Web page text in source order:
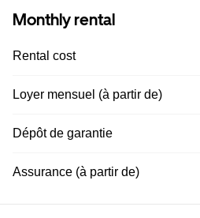
Monthly rental
Rental cost
Loyer mensuel (à partir de)
Dépôt de garantie
Assurance (à partir de)